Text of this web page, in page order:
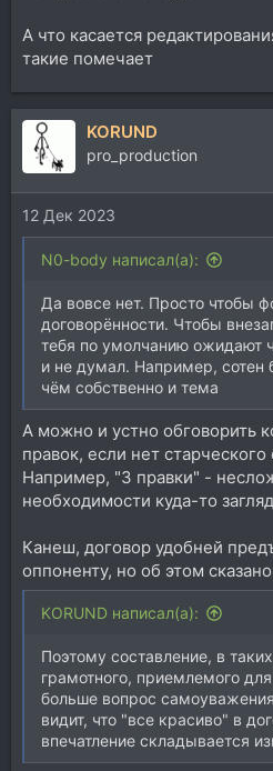
А что касается
такие помечает
KORUND
pro_production
12 Дек 2023
N0-body написал(а):
Да вовсе нет. Просто чтобы
договорённости. Чтобы
тебя по умолчанию ожидают
и не думал. Например, сотен
чём собственно и тема
А можно и устно обговорить
правок, если нет старческого
Например, "3 правки" -
необходимости куда-то
Канеш, договор удобней
оппоненту, но об этом сказано
KORUND написал(а):
Поэтому составление, в
грамотного, приемлемого
больше вопрос
видит, что "все красиво" в
впечатление складывается